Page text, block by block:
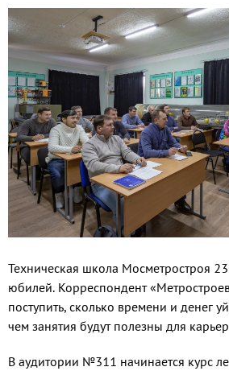
Техническая школа Мосметростроя
юбилей. Корреспондент
поступить, сколько времени и денег
чем занятия будут полезны для
В аудитории №311 начинает­ся курс